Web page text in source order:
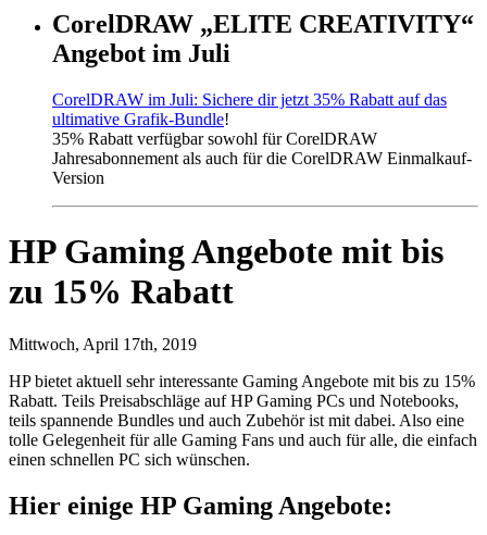
CorelDRAW „ELITE CREATIVITY“
Angebot im Juli
CorelDRAW im Juli: Sichere dir jetzt 35% Rabatt auf das
ultimative Grafik-Bundle!
35% Rabatt verfügbar sowohl für CorelDRAW
Jahresabonnement als auch für die CorelDRAW Einmalkauf-
Version
HP Gaming Angebote mit bis
zu 15% Rabatt
Mittwoch, April 17th, 2019
HP bietet aktuell sehr interessante Gaming Angebote mit bis zu 15%
Rabatt. Teils Preisabschläge auf HP Gaming PCs und Notebooks,
teils spannende Bundles und auch Zubehör ist mit dabei. Also eine
tolle Gelegenheit für alle Gaming Fans und auch für alle, die einfach
einen schnellen PC sich wünschen.
Hier einige HP Gaming Angebote: